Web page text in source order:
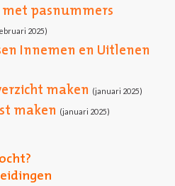
pasnummers
2025)
Innemen en Uitlenen
maken (januari 2025)
maken (januari 2025)